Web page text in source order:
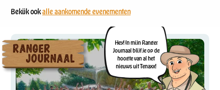
Bekijk ookalle aankomende evenementen
Hey! In mijn Ranger
Journaal blijf je op de
hoogte van al het
nieuws uit Tenaxx!